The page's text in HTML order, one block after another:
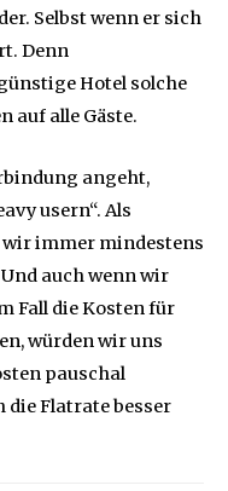
Selbst wenn er sich
Denn
Hotel solche
auf alle Gäste.
angeht,
usern“. Als
wir immer mindestens
auch wenn wir
Fall die Kosten für
würden wir uns
pauschal
die Flatrate besser